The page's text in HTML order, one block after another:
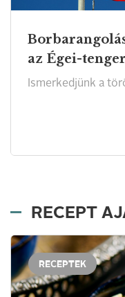
az Égei-
Ismerkedjünk a
RECEPT
RECEPTEK